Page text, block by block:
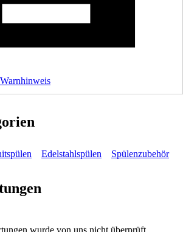
Edelstahlspülen
Spülenzubehör
wurde von uns nicht überprüft.